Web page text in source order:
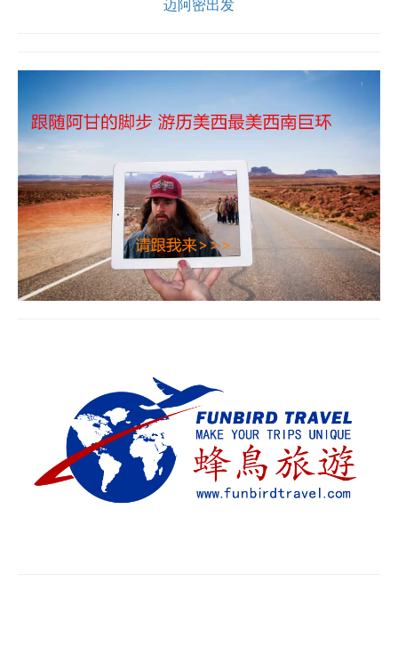
迈阿密出发